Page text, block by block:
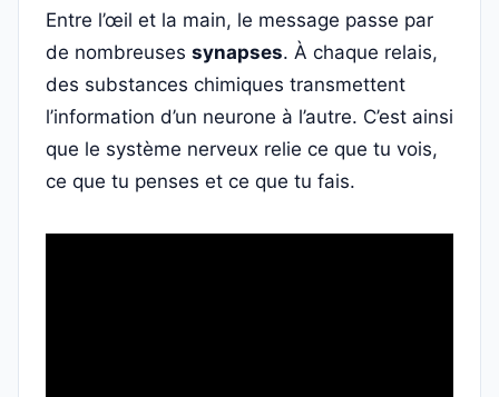
Entre l’œil et la main, le message passe par
de nombreuses synapses. À chaque relais,
des substances chimiques transmettent
l’information d’un neurone à l’autre. C’est ainsi
que le système nerveux relie ce que tu vois,
ce que tu penses et ce que tu fais.